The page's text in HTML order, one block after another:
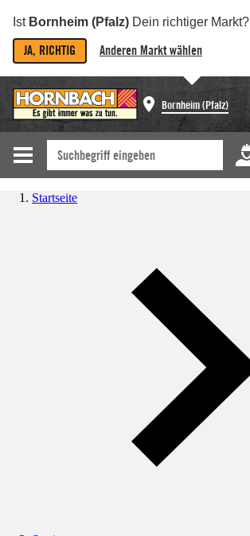
Ist Bornheim (Pfalz) Dein richtiger Markt?
JA, RICHTIG Anderen Markt wählen
Bornheim (Pfalz)
Startseite